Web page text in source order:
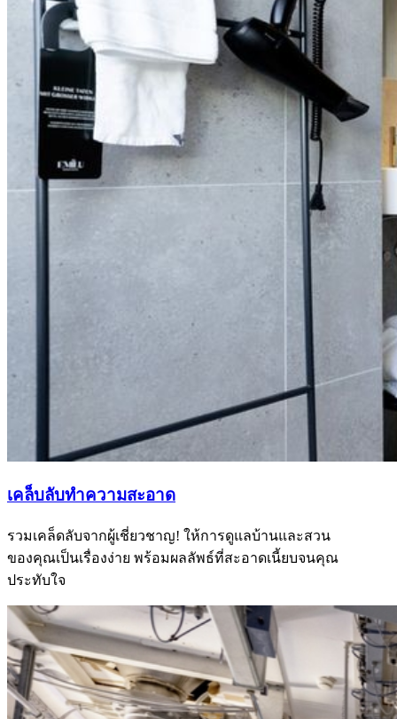
เคล็บลับทำความสะอาด
รวมเคล็ดลับจากผู้เชี่ยวชาญ! ให้การดูแลบ้านและสวน
ของคุณเป็นเรื่องง่าย พร้อมผลลัพธ์ที่สะอาดเนี้ยบจนคุณ
ประทับใจ